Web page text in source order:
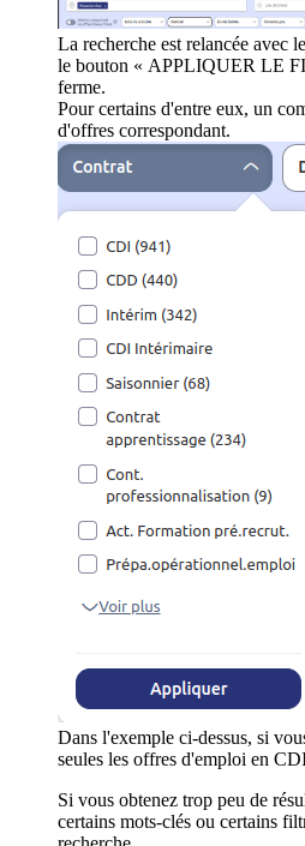
La recherche est relancée avec
le bouton « APPLIQUER LE
ferme.
Pour certains d'entre eux, un
d'offres correspondant.
Dans l'exemple ci-dessus, si
seules les offres d'emploi en
Si vous obtenez trop peu de
certains mots-clés ou certains